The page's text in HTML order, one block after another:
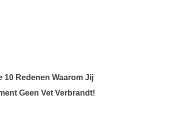
10 Redenen Waarom Jij
Geen Vet Verbrandt!